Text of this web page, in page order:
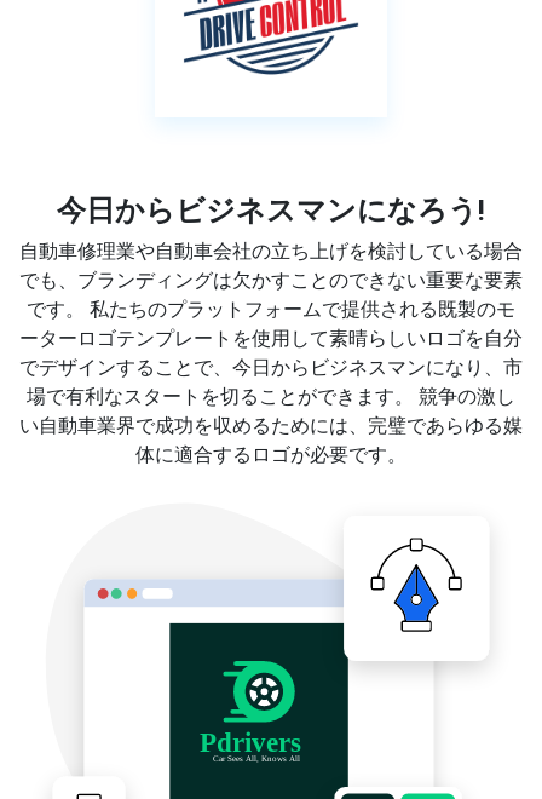
今日からビジネスマンになろう!
自動車修理業や自動車会社の立ち上げを検討している場合
でも、ブランディングは欠かすことのできない重要な要素
です。 私たちのプラットフォームで提供される既製のモ
ーターロゴテンプレートを使用して素晴らしいロゴを自分
でデザインすることで、今日からビジネスマンになり、市
場で有利なスタートを切ることができます。 競争の激し
い自動車業界で成功を収めるためには、完璧であらゆる媒
体に適合するロゴが必要です。